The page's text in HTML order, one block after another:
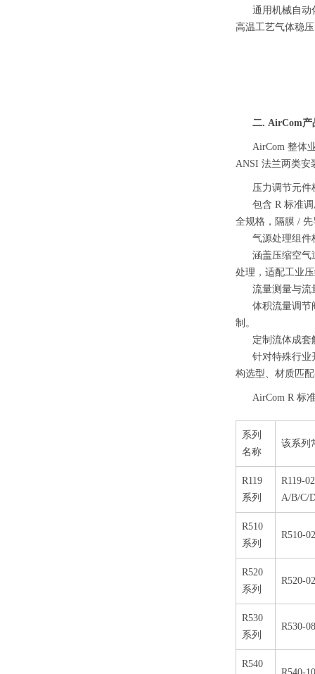
通用机械自动
高温工艺气体稳
二. AirCom产
AirCom 整体
ANSI 法兰两类安
压力调节元件
包含 R 标准
全规格，隔膜 / 先
气源处理组件
涵盖压缩空气
处理，适配工业
流量测量与流
体积流量调节
制。
定制流体成套
针对特殊行业
构选型、材质匹
AirCom R 标
系列
名称
该系列
R119
系列
R119-
A/B/C/
R510
系列
R510-
R520
系列
R520-
R530
系列
R530-
R540